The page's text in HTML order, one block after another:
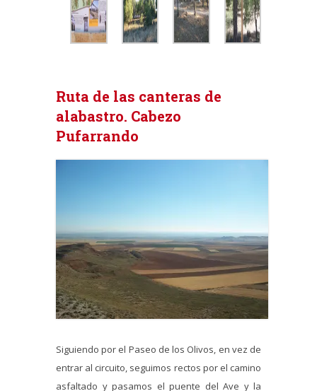
Ruta de las canteras de
alabastro. Cabezo
Pufarrando
Siguiendo por el Paseo de los Olivos, en vez de
entrar al circuito, seguimos rectos por el camino
asfaltado y pasamos el puente del Ave y la